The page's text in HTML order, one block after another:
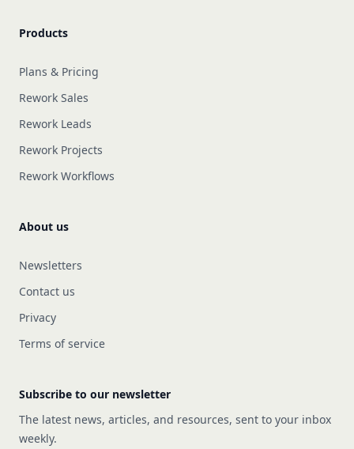
Products
Plans & Pricing
Rework Sales
Rework Leads
Rework Projects
Rework Workflows
About us
Newsletters
Contact us
Privacy
Terms of service
Subscribe to our newsletter
The latest news, articles, and resources, sent to your inbox
weekly.